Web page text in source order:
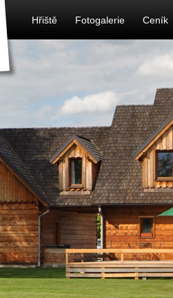
Hřiště Fotogalerie Ceník